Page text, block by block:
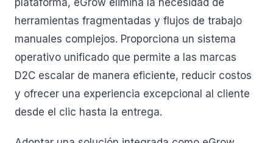
plataforma, eGrow elimina la necesidad de
herramientas fragmentadas y flujos de trabajo
manuales complejos. Proporciona un sistema
operativo unificado que permite a las marcas
D2C escalar de manera eficiente, reducir costos
y ofrecer una experiencia excepcional al cliente
desde el clic hasta la entrega.